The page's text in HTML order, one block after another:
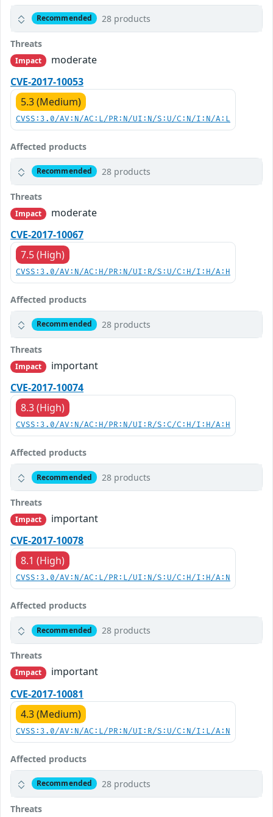
Recommended 28 products
Threats
Impact
moderate
CVE-2017-10053
5.3 (Medium)
CVSS:3.0/AV:N/AC:L/PR:N/UI:N/S:U/C:N/I:N/A:L
Affected products
Recommended 28 products
Threats
Impact
moderate
CVE-2017-10067
7.5 (High)
CVSS:3.0/AV:N/AC:H/PR:N/UI:R/S:U/C:H/I:H/A:H
Affected products
Recommended 28 products
Threats
Impact
important
CVE-2017-10074
8.3 (High)
CVSS:3.0/AV:N/AC:H/PR:N/UI:R/S:C/C:H/I:H/A:H
Affected products
Recommended 28 products
Threats
Impact
important
CVE-2017-10078
8.1 (High)
CVSS:3.0/AV:N/AC:L/PR:L/UI:N/S:U/C:H/I:H/A:N
Affected products
Recommended 28 products
Threats
Impact
important
CVE-2017-10081
4.3 (Medium)
CVSS:3.0/AV:N/AC:L/PR:N/UI:R/S:U/C:N/I:L/A:N
Affected products
Recommended 28 products
Threats